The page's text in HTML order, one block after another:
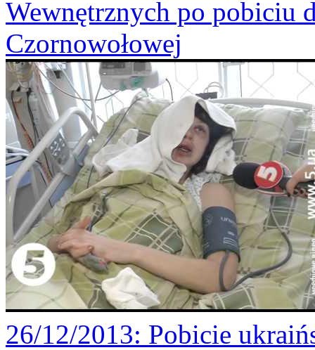
Wewnętrznych po pobiciu
Czornowołowej
26/12/2013: Pobicie